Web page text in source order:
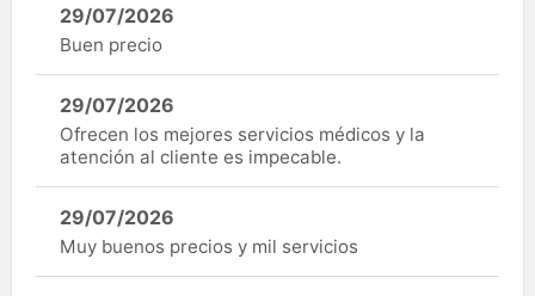
29/07/2026
Buen precio
29/07/2026
Ofrecen los mejores servicios médicos y la
atención al cliente es impecable.
29/07/2026
Muy buenos precios y mil servicios